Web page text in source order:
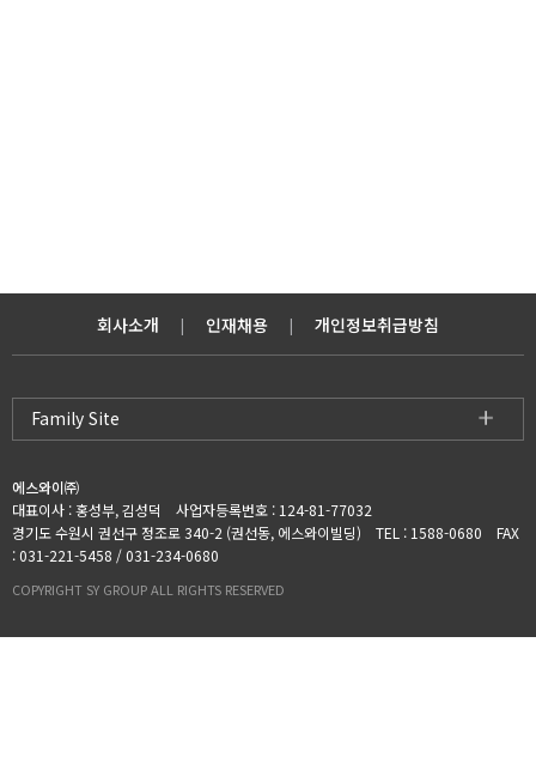
회사소개 | 인재채용 | 개인정보취급방침
Family Site
에스와이㈜
대표이사 : 홍성부, 김성덕 사업자등록번호 : 124-81-77032
경기도 수원시 권선구 정조로 340-2 (권선동, 에스와이빌딩) TEL : 1588-0680 FAX
: 031-221-5458 / 031-234-0680
COPYRIGHT SY GROUP ALL RIGHTS RESERVED